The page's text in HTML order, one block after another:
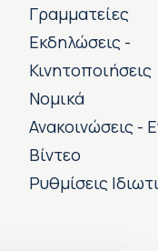
Γραμματείες
Εκδηλώσεις -
Κινητοποιήσεις
Νομικά
Ανακοινώσεις -
Βίντεο
Ρυθμίσεις